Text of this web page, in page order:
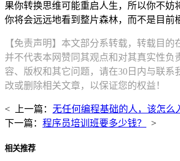
果你转换思维可能重启人生，所以你不妨
你将会远远地看到整片森林，而不是目前
【免责声明】本文部分系转载，转载目的
并不代表本网赞同其观点和对其真实性负
容、版权和其它问题，请在30日内与联系
改或删除相关文章，以保证您的权益！
< 上一篇： 无任何编程基础的人，该怎么
下一篇： 程序员培训班要多少钱？ >
相关推荐